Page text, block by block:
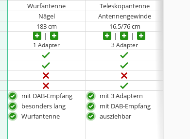
Wurfantenne Teleskopantenne
Nägel Antennengewinde
183 cm
16,5/76 cm
1 Adapter 3 Adapter
mit DAB-Empfang
besonders lang
Wurfantenne
mit 3 Adaptern
mit DAB-Empfang
ausziehbar